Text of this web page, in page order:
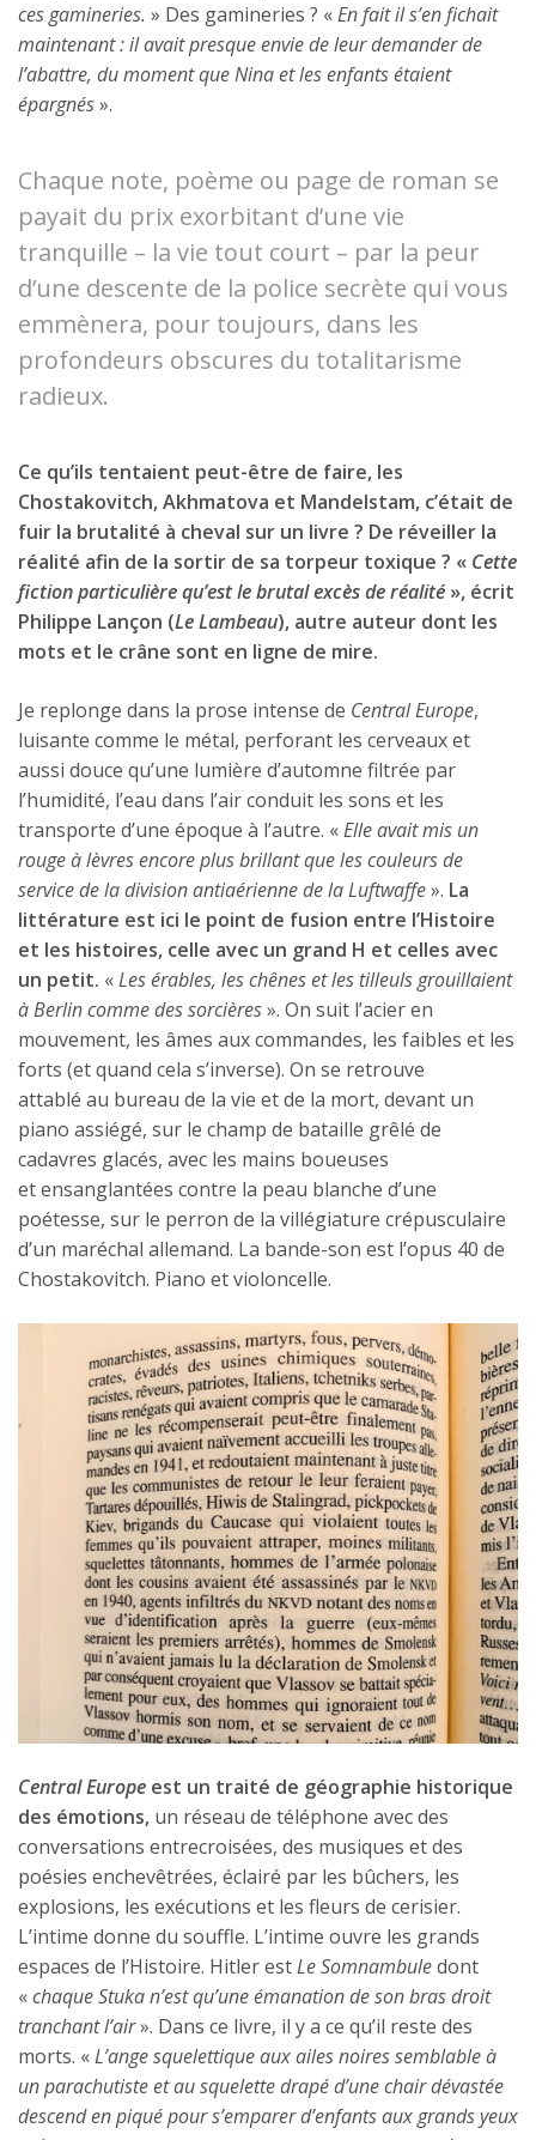
ces gamineries. » Des gamineries ? «En fait il s’en fichait
maintenant : il avait presque envie de leur demander de
l’abattre, du moment que Nina et les enfants étaient
épargnés».
Chaque note, poème ou page de roman se
payait du prix exorbitant d’une vie
tranquille – la vie tout court – par la peur
d’une descente de la police secrète qui vous
emmènera, pour toujours, dans les
profondeurs obscures du totalitarisme
radieux.
Ce qu’ils tentaient peut-être de faire, les
Chostakovitch, Akhmatova et Mandelstam, c’était de
fuir la brutalité à cheval sur un livre ? De réveiller la
réalité afin de la sortir de sa torpeur toxique ? « Cette
fiction particulière qu’est le brutal excès de réalité », écrit
Philippe Lançon (Le Lambeau), autre auteur dont les
mots et le crâne sont en ligne de mire.
Je replonge dans la prose intense de Central Europe,
luisante comme le métal, perforant les cerveaux et
aussi douce qu’une lumière d’automne filtrée par
l’humidité, l’eau dans l’air conduit les sons et les
transporte d’une époque à l’autre. «Elle avait mis un
rouge à lèvres encore plus brillant que les couleurs de
service de la division antiaérienne de la Luftwaffe». La
littérature est ici le point de fusion entre l’Histoire
et les histoires, celle avec un grand H et celles avec
un petit. «Les érables, les chênes et les tilleuls grouillaient
à Berlin comme des sorcières». On suit l’acier en
mouvement, les âmes aux commandes, les faibles et les
forts (et quand cela s’inverse). On se retrouve
attablé au bureau de la vie et de la mort, devant un
piano assiégé, sur le champ de bataille grêlé de
cadavres glacés, avec les mains boueuses
et ensanglantées contre la peau blanche d’une
poétesse, sur le perron de la villégiature crépusculaire
d’un maréchal allemand. La bande-son est l’opus 40 de
Chostakovitch. Piano et violoncelle.
Central Europe est un traité de géographie historique
des émotions, un réseau de téléphone avec des
conversations entrecroisées, des musiques et des
poésies enchevêtrées, éclairé par les bûchers, les
explosions, les exécutions et les fleurs de cerisier.
L’intime donne du souffle. L’intime ouvre les grands
espaces de l’Histoire. Hitler estLe Somnambuledont
«chaque Stuka n’est qu’une émanation de son bras droit
tranchant l’air». Dans ce livre, il y a ce qu’il reste des
morts. «L’ange squelettique aux ailes noires semblable à
un parachutiste et au squelette drapé d’une chair dévastée
descend en piqué pour s’emparer d’enfants aux grands yeux